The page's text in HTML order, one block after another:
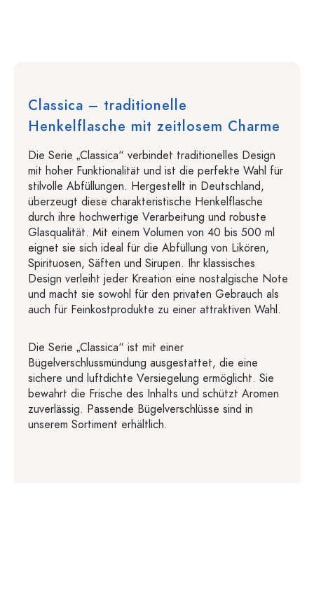
Classica – traditionelle
Henkelflasche mit zeitlosem Charme
Die Serie „Classica“ verbindet traditionelles Design
mit hoher Funktionalität und ist die perfekte Wahl für
stilvolle Abfüllungen. Hergestellt in Deutschland,
überzeugt diese charakteristische Henkelflasche
durch ihre hochwertige Verarbeitung und robuste
Glasqualität. Mit einem Volumen von 40 bis 500 ml
eignet sie sich ideal für die Abfüllung von Likören,
Spirituosen, Säften und Sirupen. Ihr klassisches
Design verleiht jeder Kreation eine nostalgische Note
und macht sie sowohl für den privaten Gebrauch als
auch für Feinkostprodukte zu einer attraktiven Wahl.
Die Serie „Classica“ ist mit einer
Bügelverschlussmündung ausgestattet, die eine
sichere und luftdichte Versiegelung ermöglicht. Sie
bewahrt die Frische des Inhalts und schützt Aromen
zuverlässig. Passende Bügelverschlüsse sind in
unserem Sortiment erhältlich.